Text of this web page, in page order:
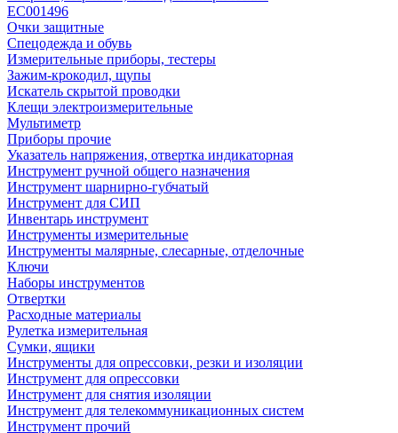
EC001496
Очки защитные
Спецодежда и обувь
Измерительные приборы, тестеры
Зажим-крокодил, щупы
Искатель скрытой проводки
Клещи электроизмерительные
Мультиметр
Приборы прочие
Указатель напряжения, отвертка индикаторная
Инструмент ручной общего назначения
Инструмент шарнирно-губчатый
Инструмент для СИП
Инвентарь инструмент
Инструменты измерительные
Инструменты малярные, слесарные, отделочные
Ключи
Наборы инструментов
Отвертки
Расходные материалы
Рулетка измерительная
Сумки, ящики
Инструменты для опрессовки, резки и изоляции
Инструмент для опрессовки
Инструмент для снятия изоляции
Инструмент для телекоммуникационных систем
Инструмент прочий